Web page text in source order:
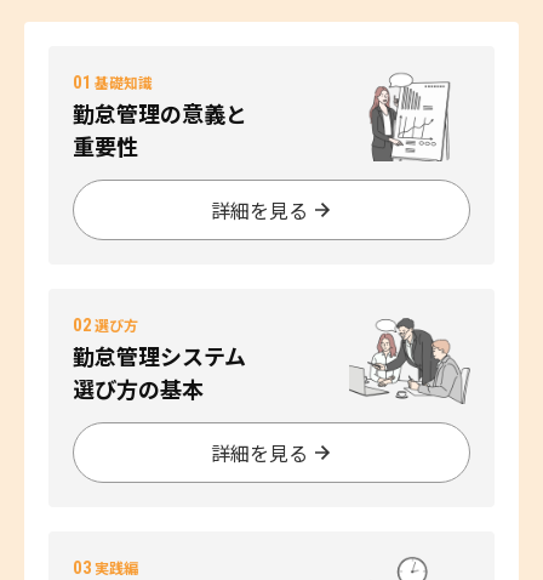
01 基礎知識
勤怠管理の意義と
重要性
詳細を見る
02選び方
勤怠管理システム
選び方の基本
詳細を見る
03実践編